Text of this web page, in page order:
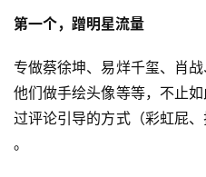
第一个，蹭明星流量
专做蔡徐坤、易烊千玺、肖
他们做手绘头像等等，不止
过评论引导的方式（彩虹屁
。